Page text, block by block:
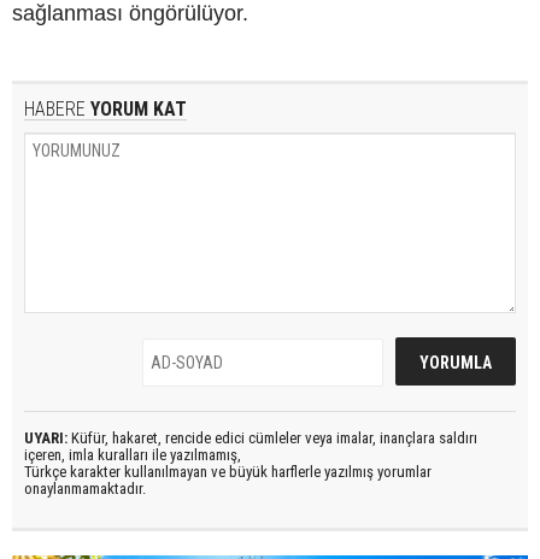
sağlanması öngörülüyor.
HABERE YORUM KAT
UYARI: Küfür, hakaret, rencide edici cümleler veya imalar, inançlara saldırı
içeren, imla kuralları ile yazılmamış,
Türkçe karakter kullanılmayan ve büyük harflerle yazılmış yorumlar
onaylanmamaktadır.